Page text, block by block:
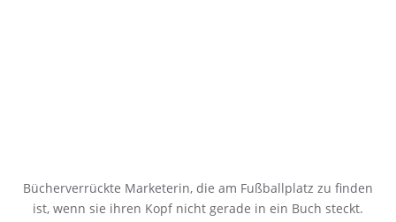
Bücherverrückte Marketerin, die am Fußballplatz zu finden
ist, wenn sie ihren Kopf nicht gerade in ein Buch steckt.